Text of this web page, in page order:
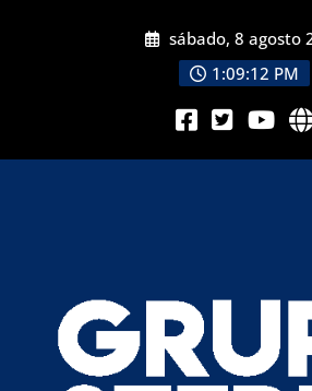
sábado, 8 agosto
1:09:12 PM